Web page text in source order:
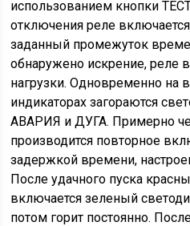
использованием кнопки
отключения реле
заданный промежуток
обнаружено искрение, реле
нагрузки. Одновременно на
индикаторах загораются
АВАРИЯ и ДУГА. Примерно
производится повторное
задержкой времени,
После удачного пуска
включается зеленый
потом горит постоянно.